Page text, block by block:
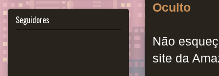
Oculto
Não
site da
Seguidores